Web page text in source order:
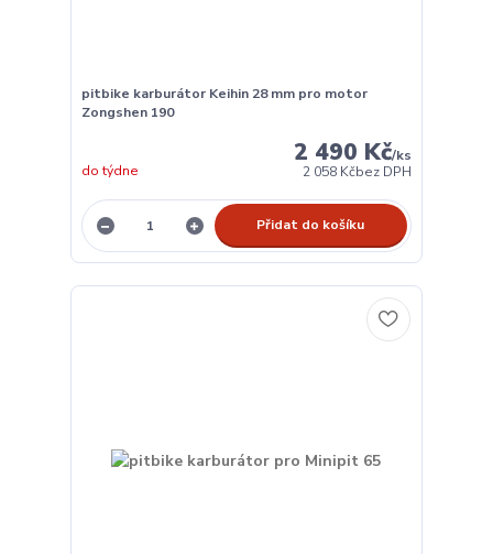
pitbike karburátor Keihin 28 mm pro motor
Zongshen 190
2 490 Kč/ks
2 058 Kčbez DPH
do týdne
Přidat do košíku